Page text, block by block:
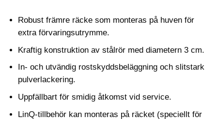
Robust främre räcke som monteras på huven för
extra förvaringsutrymme.
Kraftig konstruktion av stålrör med diametern 3 cm.
In- och utvändig rostskyddsbeläggning och slitstark
pulverlackering.
Uppfällbart för smidig åtkomst vid service.
LinQ-tillbehör kan monteras på räcket (speciellt för